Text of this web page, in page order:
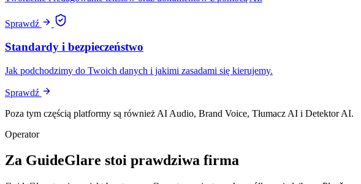
Sprawdź
Standardy i bezpieczeństwo
Jak podchodzimy do Twoich danych i jakimi zasadami się kierujemy.
Sprawdź
Poza tym częścią platformy są również AI Audio, Brand Voice, Tłumacz AI i Detektor AI.
Operator
Za GuideGlare stoi prawdziwa firma